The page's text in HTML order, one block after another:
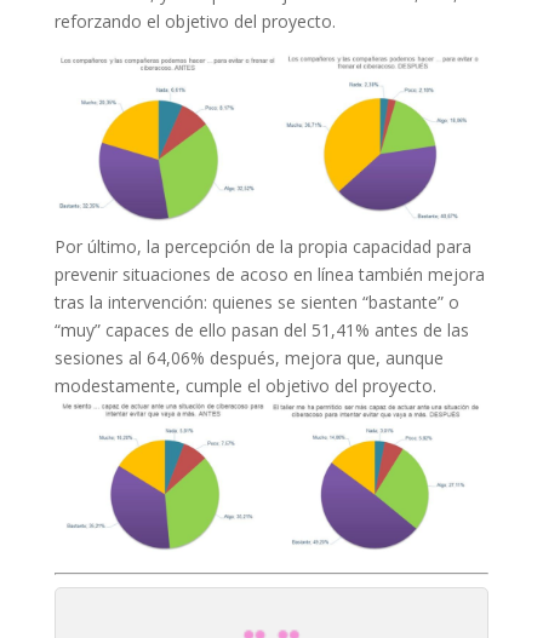
reforzando el objetivo del proyecto.
Por último, la percepción de la propia capacidad para
prevenir situaciones de acoso en línea también mejora
tras la intervención: quienes se sienten “bastante” o
“muy” capaces de ello pasan del 51,41% antes de las
sesiones al 64,06% después, mejora que, aunque
modestamente, cumple el objetivo del proyecto.